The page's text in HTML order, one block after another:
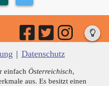
| Datenschutz
einfach Österreichisch,
aus. Es besitzt einen